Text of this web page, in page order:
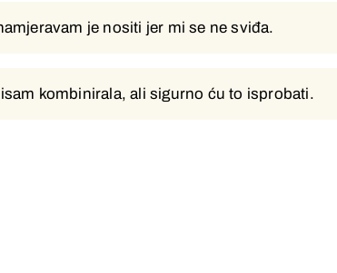
je nositi jer mi se ne sviđa.
kombinirala, ali sigurno ću to isprobati.
je nositi jer mi se ne sviđa.
kombinirala, ali sigurno ću to isprobati.